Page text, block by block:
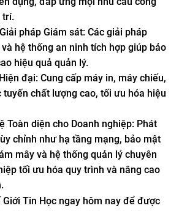
trí.
pháp Giám sát: Các giải pháp
hệ thống an ninh tích hợp giúp bảo
hiệu quả quản lý.
đại: Cung cấp máy in, máy chiếu,
chất lượng cao, tối ưu hóa hiệu
Toàn diện cho Doanh nghiệp: Phát
chỉnh như hạ tầng mạng, bảo mật
mây và hệ thống quản lý chuyên
tối ưu hóa quy trình và nâng cao
Tin Học ngay hôm nay để được